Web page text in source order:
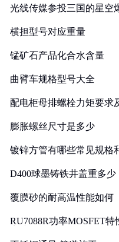
光线传媒参投三国的星空
横担型号对应重量
锰矿石产品化合水含量
曲臂车规格型号大全
配电柜母排螺栓力矩要求
膨胀螺丝尺寸是多少
镀锌方管有哪些常见规格
D400球墨铸铁井盖重多少
覆膜砂的耐高温性能如何
RU7088R功率MOSFET